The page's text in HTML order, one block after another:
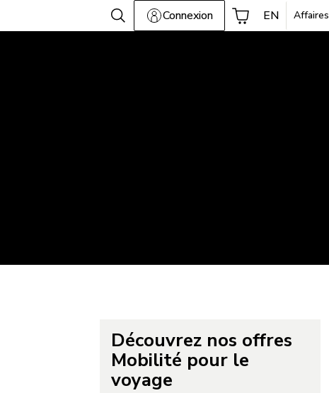
Connexion EN Affaires
Découvrez nos offres
Mobilité pour le
voyage